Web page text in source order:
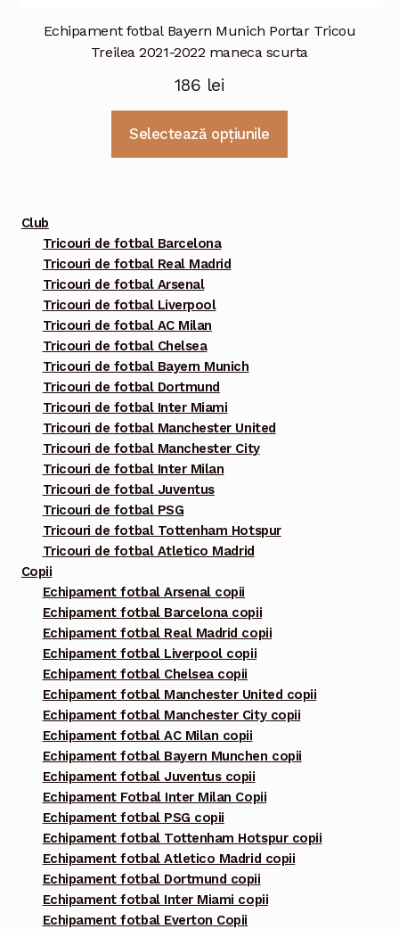
Echipament fotbal Bayern Munich Portar Tricou
Treilea 2021-2022 maneca scurta
186 lei
Selectează opțiunile
Club
Tricouri de fotbal Barcelona
Tricouri de fotbal Real Madrid
Tricouri de fotbal Arsenal
Tricouri de fotbal Liverpool
Tricouri de fotbal AC Milan
Tricouri de fotbal Chelsea
Tricouri de fotbal Bayern Munich
Tricouri de fotbal Dortmund
Tricouri de fotbal Inter Miami
Tricouri de fotbal Manchester United
Tricouri de fotbal Manchester City
Tricouri de fotbal Inter Milan
Tricouri de fotbal Juventus
Tricouri de fotbal PSG
Tricouri de fotbal Tottenham Hotspur
Tricouri de fotbal Atletico Madrid
Copii
Echipament fotbal Arsenal copii
Echipament fotbal Barcelona copii
Echipament fotbal Real Madrid copii
Echipament fotbal Liverpool copii
Echipament fotbal Chelsea copii
Echipament fotbal Manchester United copii
Echipament fotbal Manchester City copii
Echipament fotbal AC Milan copii
Echipament fotbal Bayern Munchen copii
Echipament fotbal Juventus copii
Echipament Fotbal Inter Milan Copii
Echipament fotbal PSG copii
Echipament fotbal Tottenham Hotspur copii
Echipament fotbal Atletico Madrid copii
Echipament fotbal Dortmund copii
Echipament fotbal Inter Miami copii
Echipament fotbal Everton Copii